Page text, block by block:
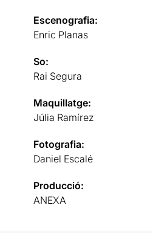
Escenografia:
Enric Planas
So:
Rai Segura
Maquillatge:
Júlia Ramírez
Fotografia:
Daniel Escalé
Producció:
ANEXA